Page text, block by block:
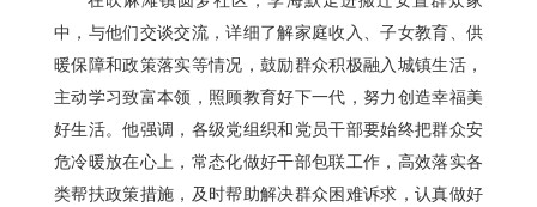
中，与他们交谈交流，详细了解家庭收入、子女教育、供
暖保障和政策落实等情况，鼓励群众积极融入城镇生活，
主动学习致富本领，照顾教育好下一代，努力创造幸福美
好生活。他强调，各级党组织和党员干部要始终把群众安
危冷暖放在心上，常态化做好干部包联工作，高效落实各
类帮扶政策措施，及时帮助解决群众困难诉求，认真做好